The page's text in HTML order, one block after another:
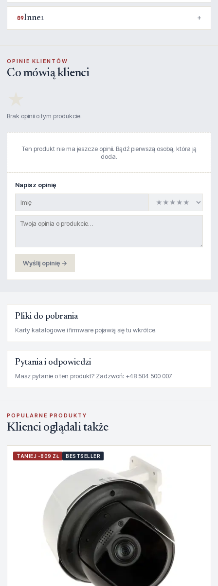
09Inne1
OPINIE KLIENTÓW
Co mówią klienci
Brak opinii o tym produkcie.
Ten produkt nie ma jeszcze opinii. Bądź pierwszą osobą, która ją
doda.
Napisz opinię
Wyślij opinię →
Pliki do pobrania
Karty katalogowe i firmware pojawią się tu wkrótce.
Pytania i odpowiedzi
Masz pytanie o ten produkt? Zadzwoń: +48 504 500 007.
POPULARNE PRODUKTY
Klienci oglądali także
TANIEJ -809 ZŁ BESTSELLER